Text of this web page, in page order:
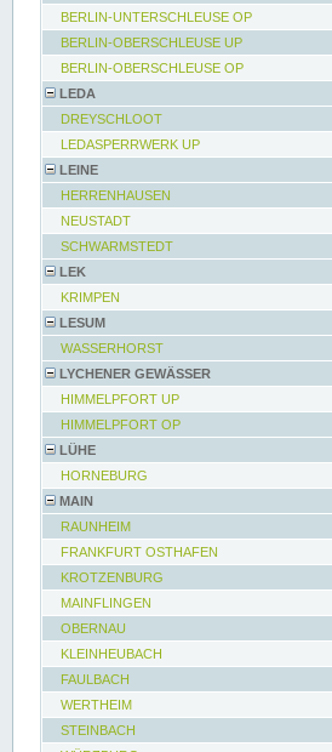
BERLIN-UNTERSCHLEUSE OP
BERLIN-OBERSCHLEUSE UP
BERLIN-OBERSCHLEUSE OP
LEDA
DREYSCHLOOT
LEDASPERRWERK UP
LEINE
HERRENHAUSEN
NEUSTADT
SCHWARMSTEDT
LEK
KRIMPEN
LESUM
WASSERHORST
LYCHENER GEWÄSSER
HIMMELPFORT UP
HIMMELPFORT OP
LÜHE
HORNEBURG
MAIN
RAUNHEIM
FRANKFURT OSTHAFEN
KROTZENBURG
MAINFLINGEN
OBERNAU
KLEINHEUBACH
FAULBACH
WERTHEIM
STEINBACH